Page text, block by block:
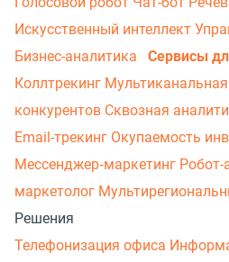
Искусственный интеллект
Бизнес-аналитика
Сервисы
Коллтрекинг
конкурентов Сквозная
Email-трекинг Окупаемость
Мессенджер‑маркетинг Робот-
маркетолог
Решения
Телефонизация офиса